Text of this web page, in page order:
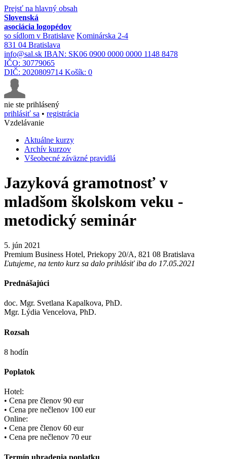
Prejsť na hlavný obsah
Slovenská
asociácia logopédov
so sídlom v Bratislave Kominárska 2-4
831 04 Bratislava
info@sal.sk IBAN: SK06 0900 0000 0000 1148 8478
IČO: 30779065
DIČ: 2020809714 Košík: 0
nie ste prihlásený
prihlásiť sa • registrácia
Vzdelávanie
Aktuálne kurzy
Archív kurzov
Všeobecné záväzné pravidlá
Jazyková gramotnosť v
mladšom školskom veku -
metodický seminár
5. jún 2021
Premium Business Hotel, Priekopy 20/A, 821 08 Bratislava
Ľutujeme, na tento kurz sa dalo prihlásiť iba do 17.05.2021
Prednášajúci
doc. Mgr. Svetlana Kapalkova, PhD.
Mgr. Lýdia Vencelova, PhD.
Rozsah
8 hodín
Poplatok
Hotel:
• Cena pre členov 90 eur
• Cena pre nečlenov 100 eur
Online:
• Cena pre členov 60 eur
• Cena pre nečlenov 70 eur
Termín uhradenia poplatku